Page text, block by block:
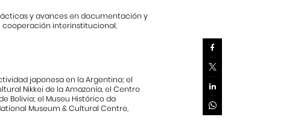
y avances en documentación y
cooperación interinstitucional,
japonesa en la Argentina; el
Nikkei de la Amazonía, el Centro
Bolivia; el Museu Histórico da
Museum & Cultural Centre,